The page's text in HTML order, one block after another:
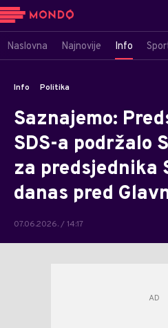
Naslovna Najnovije Info
Info Politika
Saznajemo:
SDS-a podržalo
za predsjednika
danas pred
07.06.2026. / 14:17